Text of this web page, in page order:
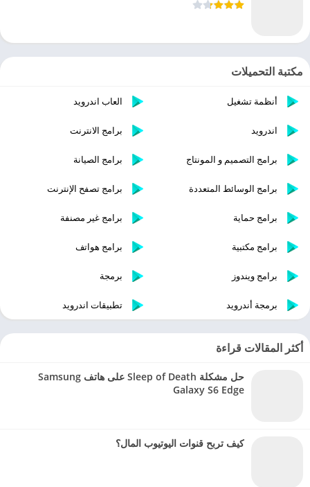
مكتبة التحميلات
أنظمة تشغيل العاب اندرويد
اندرويد برامج الانترنت
برامج التصميم و المونتاج برامج الصيانة
برامج الوسائط المتعددة برامج تصفح الإنترنت
برامج حماية برامج غير مصنفة
برامج مكتبية برامج هواتف
برامج ويندوز برمجة
برمجة أندرويد تطبيقات اندرويد
أكثر المقالات قراءة
حل مشكلة Sleep of Death على هاتف Samsung
Galaxy S6 Edge
كيف تربح قنوات اليوتيوب المال؟